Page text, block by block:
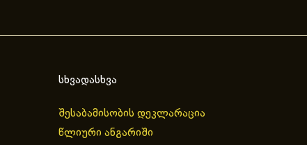
სხვადასხვა
შესაბამისობის დეკლარაცია
წლიური ანგარიში